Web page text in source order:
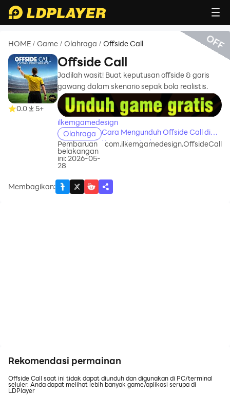
HOME / Game / Olahraga / Offside Call
0.0 5+
Offside Call
Jadilah wasit! Buat keputusan offside & garis
gawang dalam skenario sepak bola realistis.
recommend
ilkemgamedesign
Olahraga
Cara Mengunduh Offside Call di
Komputer Anda
Pembaruan
belakangan
ini: 2026-05-
28
com.ilkemgamedesign.OffsideCall
Membagikan:
OFF
Rekomendasi permainan
Offside Call saat ini tidak dapat diunduh dan digunakan di PC/terminal
seluler. Anda dapat melihat lebih banyak game/aplikasi serupa di
LDPlayer